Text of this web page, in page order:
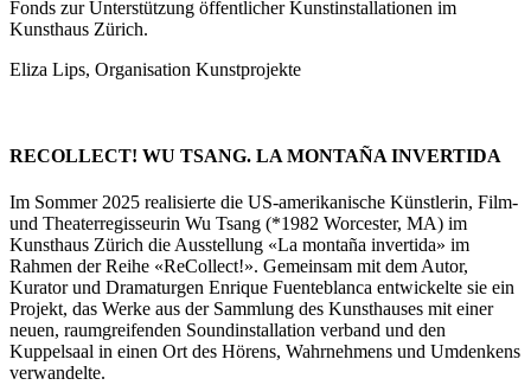
Fonds zur Unterstützung öffentlicher Kunstinstallationen im
Kunsthaus Zürich.
Eliza Lips, Organisation Kunstprojekte
RECOLLECT! WU TSANG. LA MONTAÑA INVERTIDA
Im Sommer 2025 realisierte die US-amerikanische Künstlerin, Film-
und Theaterregisseurin Wu Tsang (*1982 Worcester, MA) im
Kunsthaus Zürich die Ausstellung «La montaña invertida» im
Rahmen der Reihe «ReCollect!». Gemeinsam mit dem Autor,
Kurator und Dramaturgen Enrique Fuenteblanca entwickelte sie ein
Projekt, das Werke aus der Sammlung des Kunsthauses mit einer
neuen, raumgreifenden Soundinstallation verband und den
Kuppelsaal in einen Ort des Hörens, Wahrnehmens und Umdenkens
verwandelte.